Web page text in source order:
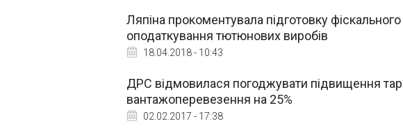
Ляпіна прокоментувала підготовку
оподаткування тютюнових виробів
18.04.2018 - 10:43
ДРС відмовилася погоджувати підвищення
вантажоперевезення на 25%
02.02.2017 - 17:38